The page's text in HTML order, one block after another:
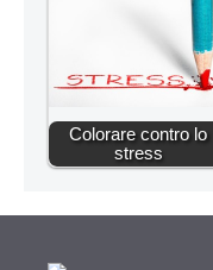
Colorare contro lo
stress